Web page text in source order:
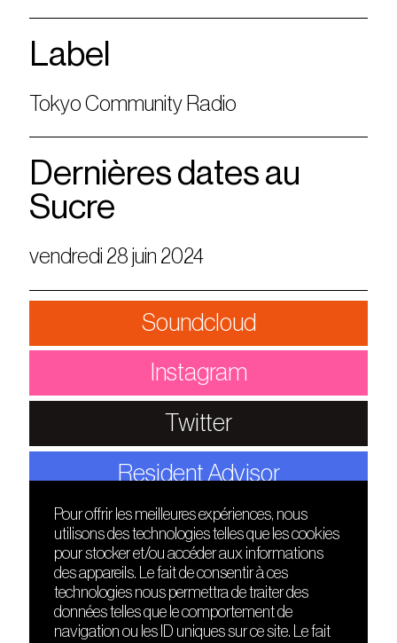
Label
Tokyo Community Radio
Dernières dates au
Sucre
vendredi 28 juin 2024
Soundcloud
Instagram
Twitter
Resident Advisor
DÉCOUVRIR
Le lieu
Contact
Presse
Cours de DJing
TMLAB
FRIENDS
Nuits sonores
HEAT
Hôtel71
La Gaîté Lyrique
Pour offrir les meilleures expériences, nous
utilisons des technologies telles que les cookies
pour stocker et/ou accéder aux informations
des appareils. Le fait de consentir à ces
technologies nous permettra de traiter des
données telles que le comportement de
navigation ou les ID uniques sur ce site. Le fait